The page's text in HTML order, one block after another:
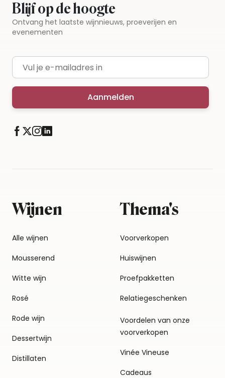
Blijf op de hoogte
Ontvang het laatste wijnnieuws, proeverijen en
evenementen
E-mailadres
Aanmelden
Wijnen
Alle wijnen
Mousserend
Witte wijn
Rosé
Rode wijn
Dessertwijn
Distillaten
Thema's
Voorverkopen
Huiswijnen
Proefpakketten
Relatiegeschenken
Voordelen van onze
voorverkopen
Vinée Vineuse
Cadeaus